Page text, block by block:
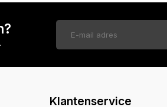
Klantenservice